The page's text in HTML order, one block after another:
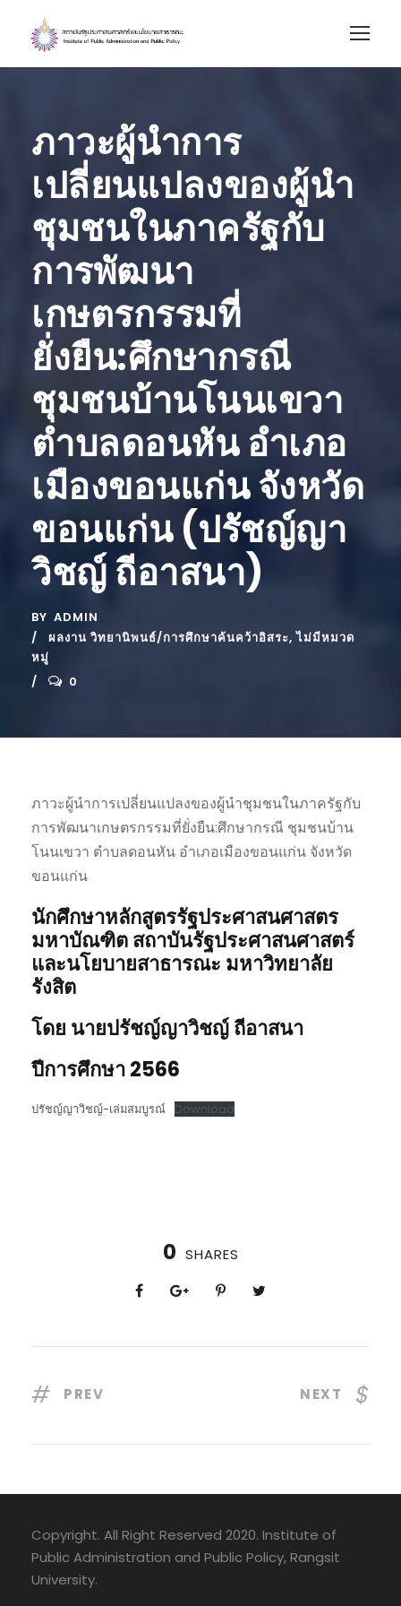
ภาวะผู้นำการ
เปลี่ยนแปลงของผู้นำ
ชุมชนในภาครัฐกับ
การพัฒนา
เกษตรกรรมที่
ยั่งยืน:ศึกษากรณี
ชุมชนบ้านโนนเขวา
ตำบลดอนหัน อำเภอ
เมืองขอนแก่น จังหวัด
ขอนแก่น (ปรัชญ์ญา
วิชญ์ ถีอาสนา)
BY ADMIN
ผลงาน วิทยานิพนธ์/การศึกษาค้นคว้าอิสระ, ไม่มีหมวด
หมู่
0
ภาวะผู้นำการเปลี่ยนแปลงของผู้นำชุมชนในภาครัฐกับ
การพัฒนาเกษตรกรรมที่ยั่งยืน:ศึกษากรณี ชุมชนบ้าน
โนนเขวา ตำบลดอนหัน อำเภอเมืองขอนแก่น จังหวัด
ขอนแก่น
นักศึกษาหลักสูตรรัฐประศาสนศาสตร
มหาบัณฑิตสถาบันรัฐประศาสนศาสตร์
และนโยบายสาธารณะ มหาวิทยาลัย
รังสิต
โดย นายปรัชญ์ญาวิชญ์ ถีอาสนา
ปีการศึกษา2566
ปรัชญ์ญาวิชญ์-เล่มสมบูรณ์ Download
0 SHARES
PREV NEXT
Copyright. All Right Reserved 2020. Institute of
Public Administration and Public Policy, Rangsit
University.